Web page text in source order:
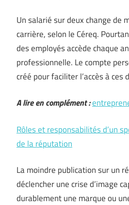
Un salarié sur deux change de
carrière, selon le Céreq.
des employés accède chaque
professionnelle. Le compte
créé pour faciliter l’accès à
A lire en complément :
Rôles et responsabilités d’un
de la réputation
La moindre publication sur un
déclencher une crise d’image
durablement une marque ou